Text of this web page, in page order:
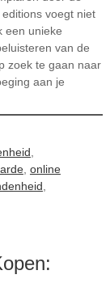
voegt niet
een unieke
van de
zoek te gaan naar
aan je
, online